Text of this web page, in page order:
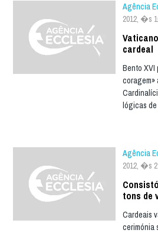
Agência
2012, �s
cardeal
Bento XVI
coragem»
lógicas
Agência
2012, �s
tons de
Cardeais
cerimónia